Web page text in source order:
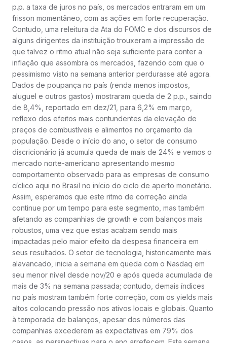
p.p. a taxa de juros no país, os mercados entraram em um
frisson momentâneo, com as ações em forte recuperação.
Contudo, uma releitura da Ata do FOMC e dos discursos de
alguns dirigentes da instituição trouxeram a impressão de
que talvez o ritmo atual não seja suficiente para conter a
inflação que assombra os mercados, fazendo com que o
pessimismo visto na semana anterior perdurasse até agora.
Dados de poupança no país (renda menos impostos,
aluguel e outros gastos) mostraram queda de 2 p.p., saindo
de 8,4%, reportado em dez/21, para 6,2% em março,
reflexo dos efeitos mais contundentes da elevação de
preços de combustíveis e alimentos no orçamento da
população. Desde o início do ano, o setor de consumo
discricionário já acumula queda de mais de 24% e vemos o
mercado norte-americano apresentando mesmo
comportamento observado para as empresas de consumo
cíclico aqui no Brasil no início do ciclo de aperto monetário.
Assim, esperamos que este ritmo de correção ainda
continue por um tempo para este segmento, mas também
afetando as companhias de growth e com balanços mais
robustos, uma vez que estas acabam sendo mais
impactadas pelo maior efeito da despesa financeira em
seus resultados. O setor de tecnologia, historicamente mais
alavancado, inicia a semana em queda com o Nasdaq em
seu menor nível desde nov/20 e após queda acumulada de
mais de 3% na semana passada; contudo, demais índices
no país mostram também forte correção, com os yields mais
altos colocando pressão nos ativos locais e globais. Quanto
à temporada de balanços, apesar dos números das
companhias excederem as expectativas em 79% dos